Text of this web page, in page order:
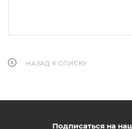
НАЗАД К СПИСКУ
Подписаться на